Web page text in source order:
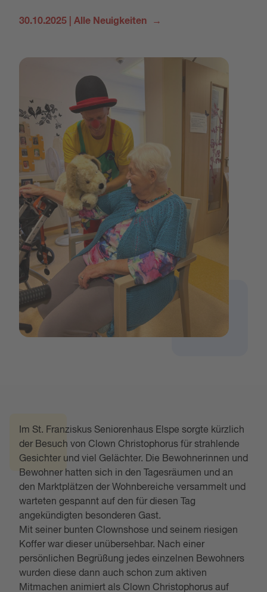
30.10.2025 Alle Neuigkeiten
Im St. Franziskus Seniorenhaus Elspe sorgte kürzlich
der Besuch von Clown Christophorus für strahlende
Gesichter und viel Gelächter. Die Bewohnerinnen und
Bewohner hatten sich in den Tagesräumen und an
den Marktplätzen der Wohnbereiche versammelt und
warteten gespannt auf den für diesen Tag
angekündigten besonderen Gast.
Mit seiner bunten Clownshose und seinem riesigen
Koffer war dieser unübersehbar. Nach einer
persönlichen Begrüßung jedes einzelnen Bewohners
wurden diese dann auch schon zum aktiven
Mitmachen animiert als Clown Christophorus auf